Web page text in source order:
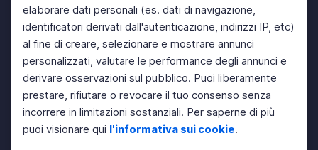
elaborare dati personali (es. dati di navigazione,
identificatori derivati dall'autenticazione, indirizzi IP, etc)
al fine di creare, selezionare e mostrare annunci
personalizzati, valutare le performance degli annunci e
derivare osservazioni sul pubblico. Puoi liberamente
prestare, rifiutare o revocare il tuo consenso senza
incorrere in limitazioni sostanziali. Per saperne di più
puoi visionare qui l'informativa sui cookie.